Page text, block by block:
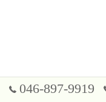
046-897-9919